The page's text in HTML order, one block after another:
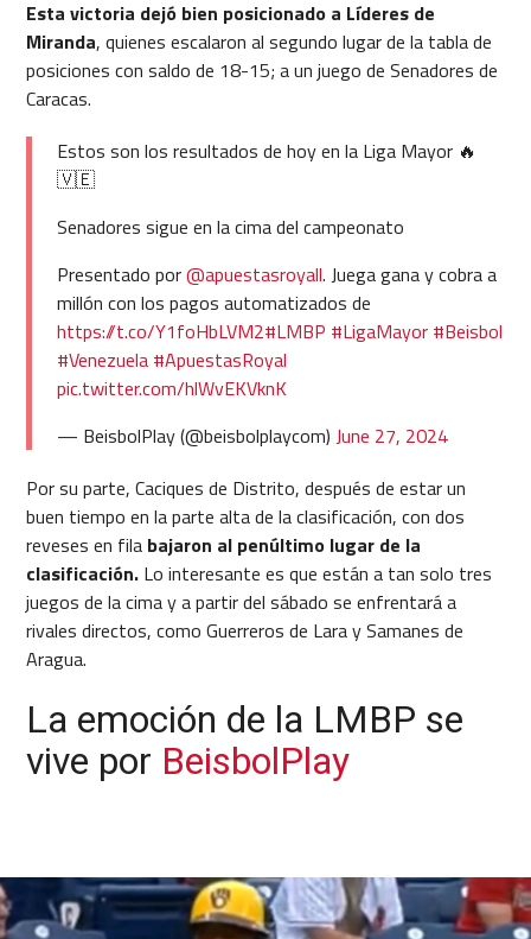
Esta victoria dejó bien posicionado a Líderes de
Miranda, quienes escalaron al segundo lugar de la tabla de
posiciones con saldo de 18-15; a un juego de Senadores de
Caracas.
Estos son los resultados de hoy en la Liga Mayor 🔥
🇻🇪
Senadores sigue en la cima del campeonato
Presentado por@apuestasroyall. Juega gana y cobra a
millón con los pagos automatizados de
https://t.co/Y1foHbLVM2#LMBP #LigaMayor #Beisbol
#Venezuela #ApuestasRoyal
pic.twitter.com/hlWvEKVknK
— BeisbolPlay (@beisbolplaycom) June 27, 2024
Por su parte, Caciques de Distrito, después de estar un
buen tiempo en la parte alta de la clasificación, con dos
reveses en filabajaron al penúltimo lugar de la
clasificación.Lo interesante es que están a tan solo tres
juegos de la cima y a partir del sábado se enfrentará a
rivales directos, como Guerreros de Lara y Samanes de
Aragua.
La emoción de la LMBP se
vive por BeisbolPlay